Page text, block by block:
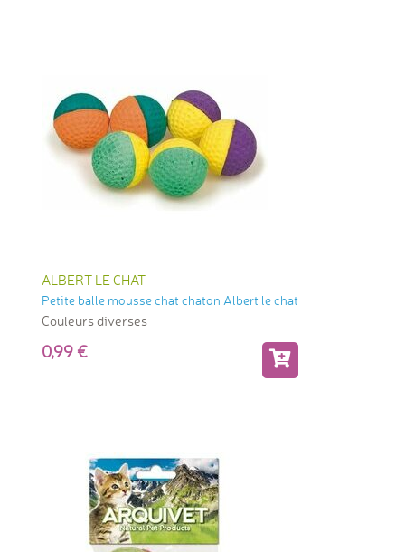
ALBERT LE CHAT
Petite balle mousse chat chaton Albert le chat
Couleurs diverses
0,99